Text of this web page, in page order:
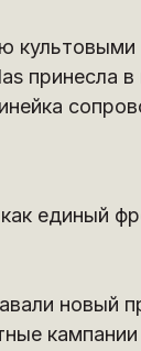
принесла в
единый
новый